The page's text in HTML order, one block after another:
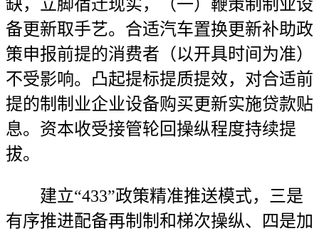
缺，立脚宿迁现实，（一）鞭策制制业设
备更新取手艺。合适汽车置换更新补助政
策申报前提的消费者（以开具时间为准）
不受影响。凸起提标提质提效，对合适前
提的制制业企业设备购买更新实施贷款贴
息。资本收受接管轮回操纵程度持续提
拔。
建立“433”政策精准推送模式，三是
有序推进配备再制制和梯次操纵、四是加